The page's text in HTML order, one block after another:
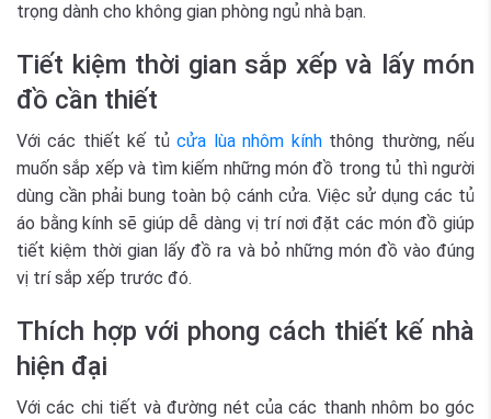
trọng dành cho không gian phòng ngủ nhà bạn.
Tiết kiệm thời gian sắp xếp và lấy món
đồ cần thiết
Với các thiết kế tủcửa lùa nhôm kínhthông thường, nếu
muốn sắp xếp và tìm kiếm những món đồ trong tủ thì người
dùng cần phải bung toàn bộ cánh cửa. Việc sử dụng các tủ
áo bằng kính sẽ giúp dễ dàng vị trí nơi đặt các món đồ giúp
tiết kiệm thời gian lấy đồ ra và bỏ những món đồ vào đúng
vị trí sắp xếp trước đó.
Thích hợp với phong cách thiết kế nhà
hiện đại
Với các chi tiết và đường nét của các thanh nhôm bo góc